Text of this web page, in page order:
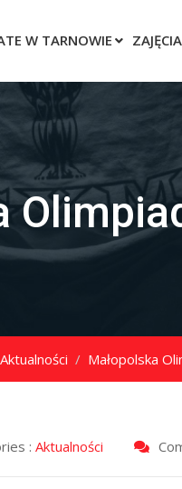
W TARNOWIE
Aktualności Małopolska
: Aktualności